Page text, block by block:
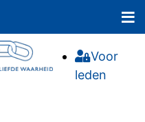
Voor
leden
≡